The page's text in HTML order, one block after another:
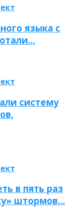
языка с
систему
в пять раз
штормов…